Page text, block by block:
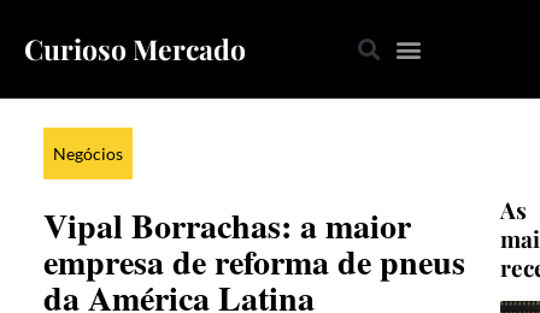
Curioso Mercado
Negócios
Vipal Borrachas: a maior
empresa de reforma de pneus
da América Latina
As